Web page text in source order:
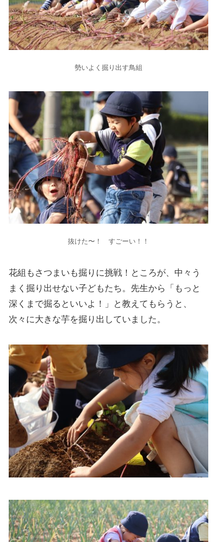
勢いよく掘り出す鳥組
抜けた〜！ すごーい！！
花組もさつまいも掘りに挑戦！ところが、中々う
まく掘り出せない子どもたち。先生から「もっと
深くまで掘るといいよ！」と教えてもらうと、
次々に大きな芋を掘り出していました。